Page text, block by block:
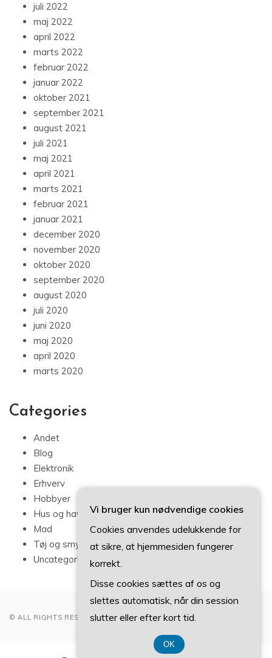
juli 2022
maj 2022
april 2022
marts 2022
februar 2022
januar 2022
oktober 2021
september 2021
august 2021
juli 2021
maj 2021
april 2021
marts 2021
februar 2021
januar 2021
december 2020
november 2020
oktober 2020
september 2020
august 2020
juli 2020
juni 2020
maj 2020
april 2020
marts 2020
Categories
Andet
Blog
Elektronik
Erhverv
Hobbyer
Hus og have
Mad
Tøj og smykker
Uncategorized
© ALL RIGHTS RESERVED 2022
Vi bruger kun nødvendige cookies
Cookies anvendes udelukkende for
at sikre, at hjemmesiden fungerer
korrekt.
Disse cookies sættes af os og
slettes automatisk, når din session
slutter eller efter kort tid.
OK